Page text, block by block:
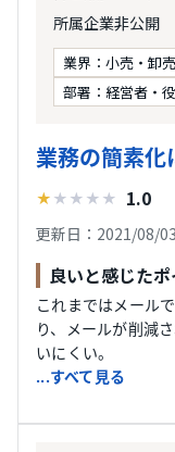
所属企業非公開
業界：小売・卸売
部署：経営者・
業務の簡素化
★ ★ ★ ★ ★ 1.0
更新日：2021/08/03
良いと感じた
これまではメール
り、メールが削減
いにくい。
...すべて見る